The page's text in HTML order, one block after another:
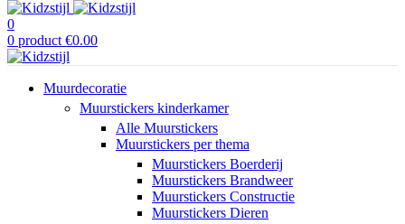
0
0 product €0.00
Muurdecoratie
Muurstickers kinderkamer
Alle Muurstickers
Muurstickers per thema
Muurstickers Boerderij
Muurstickers Brandweer
Muurstickers Constructie
Muurstickers Dieren